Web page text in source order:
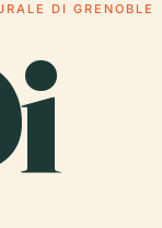
DI GRENOBLE